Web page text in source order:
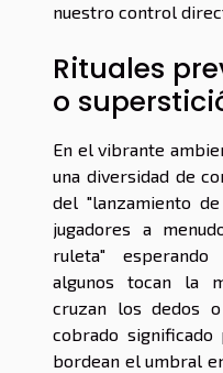
nuestro control
Rituales
o
En el vibrante
una diversidad de
del "lanzamiento
jugadores a
ruleta"
algunos tocan la
cruzan los dedos
cobrado significado
bordean el umbral